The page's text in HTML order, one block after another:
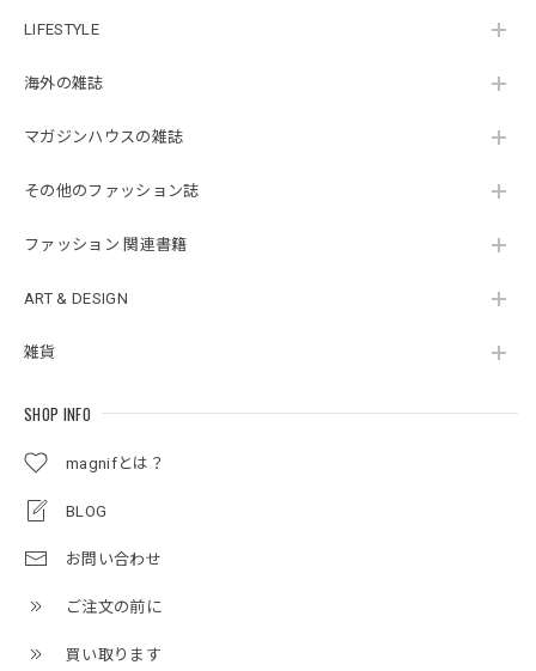
LIFESTYLE
海外の雑誌
マガジンハウスの雑誌
その他のファッション誌
ファッション 関連書籍
ART & DESIGN
雑貨
SHOP INFO
magnifとは？
BLOG
お問い合わせ
ご注文の前に
買い取ります